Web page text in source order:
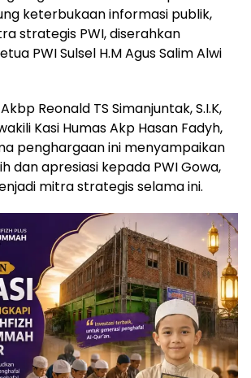
keterbukaan informasi publik,
strategis PWI, diserahkan
PWI Sulsel H.M Agus Salim Alwi
Reonald TS Simanjuntak, S.I.K,
Kasi Humas Akp Hasan Fadyh,
penghargaan ini menyampaikan
dan apresiasi kepada PWI Gowa,
mitra strategis selama ini.